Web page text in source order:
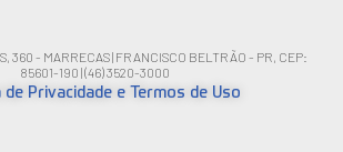
360 - MARRECAS | FRANCISCO BELTRÃO - PR, CEP:
85601-190 | (46) 3520-3000
de Privacidade e Termos de Uso